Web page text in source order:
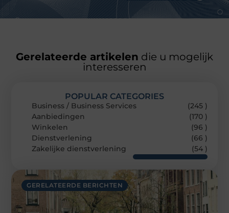
Gerelateerde artikelen die u mogelijk
interesseren
GERELATEERDE BERICHTEN
POPULAR CATEGORIES
Business / Business Services
(245 )
Aanbiedingen
(170 )
Winkelen
(96 )
Dienstverlening
(66 )
Zakelijke dienstverlening
(54 )